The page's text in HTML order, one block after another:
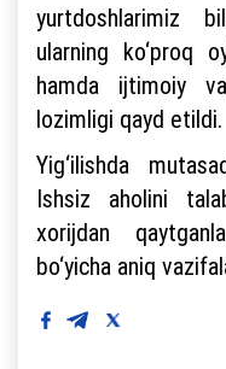
yurtdoshlarimiz
ularning ko‘proq
hamda ijtimoiy va
lozimligi qayd etildi.
Yig‘ilishda
Ishsiz aholini
xorijdan
bo‘yicha aniq